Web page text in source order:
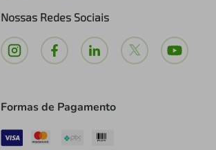
Nossas Redes Sociais
Formas de Pagamento